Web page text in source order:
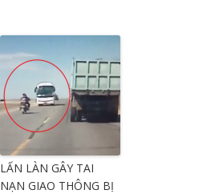
LẤN LÀN GÂY TAI
NẠN GIAO THÔNG BỊ